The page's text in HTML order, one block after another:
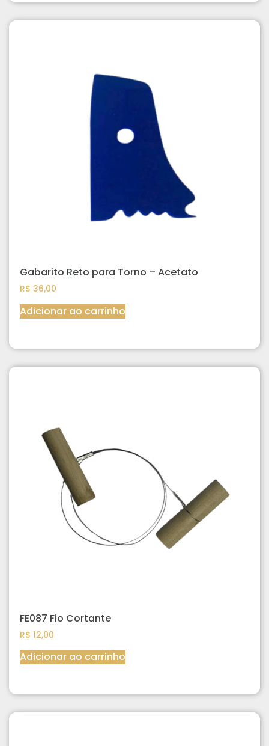
Gabarito Reto para Torno – Acetato
R$ 36,00
Adicionar ao carrinho
FE087 Fio Cortante
R$ 12,00
Adicionar ao carrinho